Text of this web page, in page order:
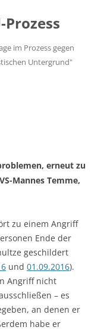
Prozess
im Prozess gegen
Untergrund"
erneut zu
Mannes Temme,
zu einem Angriff
Ende der
geschildert
und 01.09.2016).
Angriff nicht
– es
an denen er
habe er